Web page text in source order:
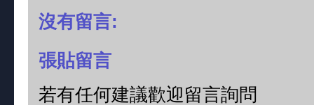
沒有留言:
張貼留言
若有任何建議歡迎留言詢問